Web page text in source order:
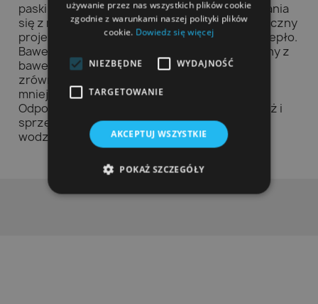
paski i ma dół z frędzlami. Idealny do przebierania
się z mokrych strojów kąpielowych, ten praktyczny
projekt zapewnia zarówno prywatność, jak i ciepło.
Bawełna organiczna Ten produkt jest wykonany z
bawełny organicznej, co sprzyja bardziej
zrównoważonemu procesowi produkcji i
mniejszemu wpływowi na środowisko. Unisex
Odpowiedni dla każdej płci. Po pływaniu Odzież i
sprzęt do szybkiego wysychania po kąpieli w
wodzie. 100% bawełna
używanie przez nas wszystkich plików cookie
zgodnie z warunkami naszej polityki plików
cookie. Dowiedz się więcej
NIEZBĘDNE WYDAJNOŚĆ
TARGETOWANIE
AKCEPTUJ WSZYSTKIE
POKAŻ SZCZEGÓŁY